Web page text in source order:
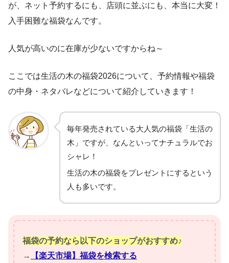
が、ネット予約するにも、店頭に並ぶにも、本当に大変！
入手困難な福袋なんです。
人気が高いのに在庫が少ないですからね～
ここでは生活の木の福袋2026について、予約情報や福袋
の中身・ネタバレなどについて紹介していきます！
毎年発売されている大人気の福袋「生活の
木」ですが、なんといってナチュラルでお
シャレ！
生活の木の福袋をプレゼントにするという
人も多いです。
福袋の予約なら以下のショップがおすすめ♪
→
【楽天市場】福袋を検索する